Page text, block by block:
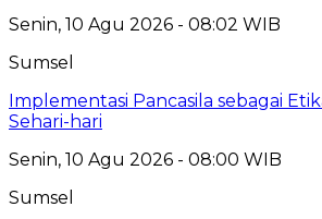
Senin, 10 Agu 2026 - 08:02 WIB
Sumsel
Implementasi Pancasila sebagai
Sehari-hari
Senin, 10 Agu 2026 - 08:00 WIB
Sumsel